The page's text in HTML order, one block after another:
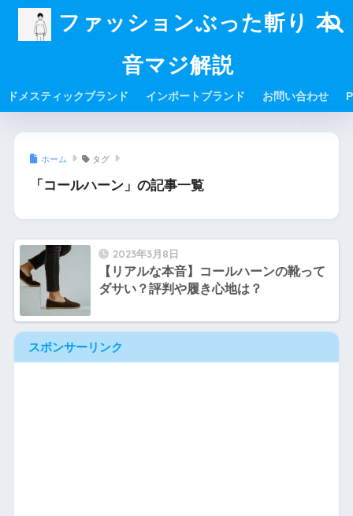
ファッションぶった斬り 本
音マジ解説
ドメスティックブランド インポートブランド お問い合わせ
ホーム タグ
「コールハーン」の記事一覧
2023年3月8日
【リアルな本音】コールハーンの靴って
ダサい？評判や履き心地は？
スポンサーリンク